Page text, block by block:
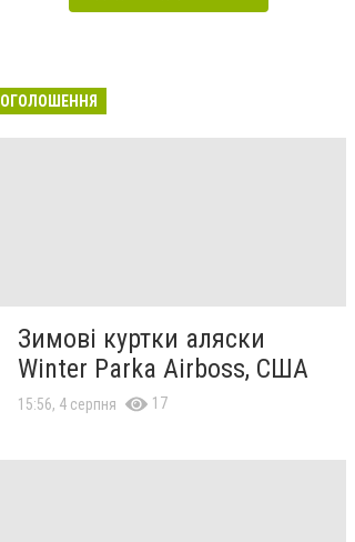
ОГОЛОШЕННЯ
Зимові куртки аляски
Winter Parka Airboss, США
15:56, 4 серпня 17